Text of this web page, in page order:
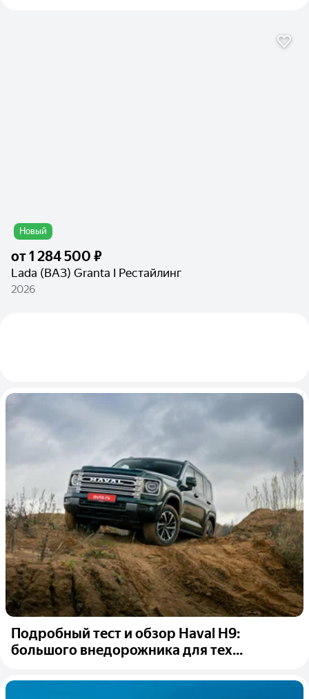
Новый
от1 284 500 ₽
Lada (ВАЗ) Granta I Рестайлинг
2026
Подробный тест и обзор Haval H9:
большого внедорожника для тех...